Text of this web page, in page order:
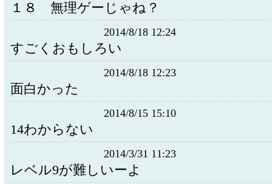
１８ 無理ゲーじゃね？
2014/8/18 12:24
すごくおもしろい
2014/8/18 12:23
面白かった
2014/8/15 15:10
14わからない
2014/3/31 11:23
レベル9が難しいーよ